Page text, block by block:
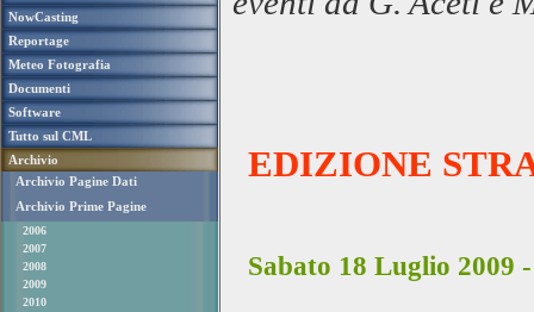
NowCasting
Reportage
Meteo Fotografia
Documenti
Software
Tutto sul CML
Archivio
Archivio Pagine Dati
Archivio Prime Pagine
2006
2007
2008
2009
2010
EDIZIONE
Sabato 18 Luglio 2009